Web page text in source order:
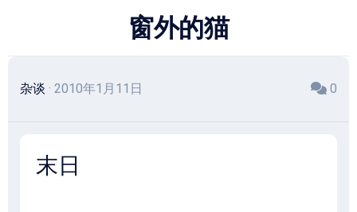
窗外的猫
杂谈 · 2010年1月11日 0
末日